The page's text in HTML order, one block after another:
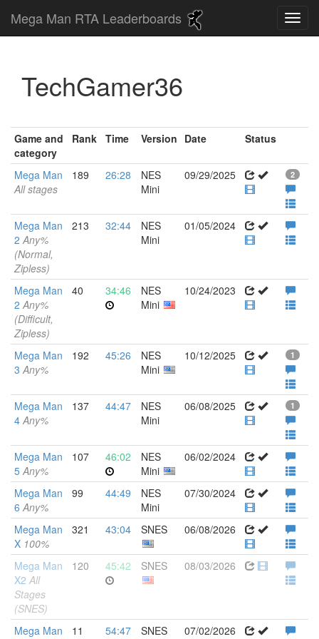
Mega Man RTA Leaderboards
TechGamer36
Game and
category
Rank Time Version Date Status
Mega Man
All stages
189 26:28
NES
Mini
09/29/2025 2
Mega Man
2Any%
(Normal,
Zipless)
213 32:44
NES
Mini
01/05/2024
Mega Man
2Any%
(Difficult,
Zipless)
40 34:46
NES
Mini
10/24/2023
Mega Man
3Any%
192 45:26
NES
Mini
10/12/2025 1
Mega Man
4Any%
137 44:47
NES
Mini
06/08/2025 1
Mega Man
5Any%
107 46:02
NES
Mini
06/02/2024
Mega Man
6Any%
99 44:49
NES
Mini
07/30/2024
Mega Man
X 100%
321 43:04 SNES 06/08/2026
Mega Man
X2 All
Stages
(SNES)
120 45:42 SNES 08/03/2026
Mega Man
11 54:47 SNES 07/02/2026